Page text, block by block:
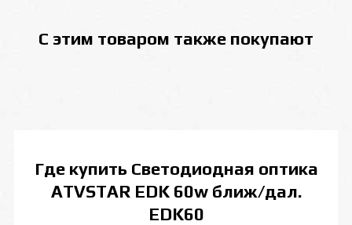
С этим товаром также покупают
Где купить Светодиодная оптика
ATVSTAR EDK 60w ближ/дал.
EDK60